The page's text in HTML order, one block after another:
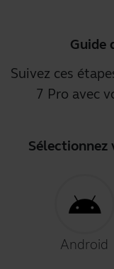
Guide
Suivez ces
7 Pro avec
Android